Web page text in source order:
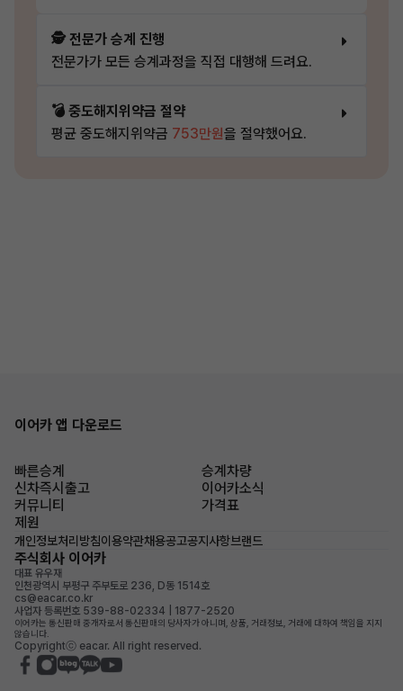
🕵️ 전문가 승계 진행
전문가가 모든 승계과정을 직접 대행해 드려요.
💣 중도해지위약금 절약
평균 중도해지위약금 753만원을 절약했어요.
이어카 앱 다운로드
빠른승계
승계차량
신차즉시출고
이어카소식
커뮤니티
가격표
제원
개인정보처리방침이용약관채용공고공지사항브랜드
주식회사 이어카
대표 유우재
인천광역시 부평구 주부토로 236, D동 1514호
cs@eacar.co.kr
사업자 등록번호 539-88-02334 | 1877-2520
이어카는 통신판매 중개자로서 통신판매의 당사자가 아니며, 상품, 거래정보, 거래에 대하여 책임을 지지
않습니다.
Copyrightⓒ eacar. All right reserved.